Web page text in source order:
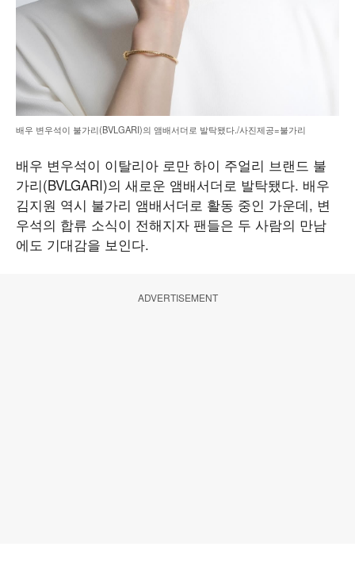
배우 변우석이 불가리(BVLGARI)의 앰배서더로 발탁됐다./사진제공=불가리
배우 변우석이 이탈리아 로만 하이 주얼리 브랜드 불
가리(BVLGARI)의 새로운 앰배서더로 발탁됐다. 배우
김지원 역시 불가리 앰배서더로 활동 중인 가운데, 변
우석의 합류 소식이 전해지자 팬들은 두 사람의 만남
에도 기대감을 보인다.
ADVERTISEMENT